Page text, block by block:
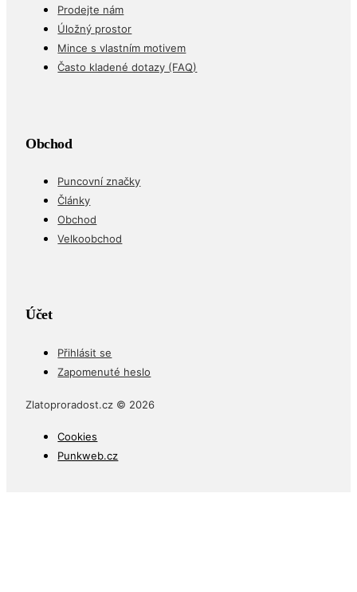
Prodejte nám
Úložný prostor
Mince s vlastním motivem
Často kladené dotazy (FAQ)
Obchod
Puncovní značky
Články
Obchod
Velkoobchod
Účet
Přihlásit se
Zapomenuté heslo
Zlatoproradost.cz © 2026
Cookies
Punkweb.cz